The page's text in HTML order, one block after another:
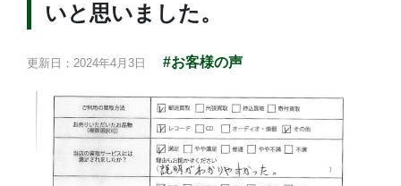
いと思いました。
更新日：2024年4月3日 #お客様の声